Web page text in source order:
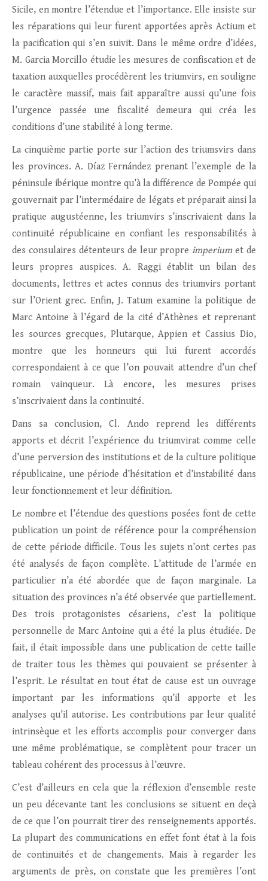
Sicile, en montre l’étendue et l’importance. Elle insiste sur
les réparations qui leur furent apportées après Actium et
la pacification qui s’en suivit. Dans le même ordre d’idées,
M. Garcia Morcillo étudie les mesures de confiscation et de
taxation auxquelles procédèrent les triumvirs, en souligne
le caractère massif, mais fait apparaître aussi qu’une fois
l’urgence passée une fiscalité demeura qui créa les
conditions d’une stabilité à long terme.
La cinquième partie porte sur l’action des triumsvirs dans
les provinces. A. Díaz Fernández prenant l’exemple de la
péninsule ibérique montre qu’à la différence de Pompée qui
gouvernait par l’intermédaire de légats et préparait ainsi la
pratique augustéenne, les triumvirs s’inscrivaient dans la
continuité républicaine en confiant les responsabilités à
des consulaires détenteurs de leur propreimperiumet de
leurs propres auspices. A. Raggi établit un bilan des
documents, lettres et actes connus des triumvirs portant
sur l’Orient grec. Enfin, J. Tatum examine la politique de
Marc Antoine à l’égard de la cité d’Athènes et reprenant
les sources grecques, Plutarque, Appien et Cassius Dio,
montre que les honneurs qui lui furent accordés
correspondaient à ce que l’on pouvait attendre d’un chef
romain vainqueur. Là encore, les mesures prises
s’inscrivaient dans la continuité.
Dans sa conclusion, Cl. Ando reprend les différents
apports et décrit l’expérience du triumvirat comme celle
d’une perversion des institutions et de la culture politique
républicaine, une période d’hésitation et d’instabilité dans
leur fonctionnement et leur définition.
Le nombre et l’étendue des questions posées font de cette
publication un point de référence pour la compréhension
de cette période difficile. Tous les sujets n’ont certes pas
été analysés de façon complète. L’attitude de l’armée en
particulier n’a été abordée que de façon marginale. La
situation des provinces n’a été observée que partiellement.
Des trois protagonistes césariens, c’est la politique
personnelle de Marc Antoine qui a été la plus étudiée. De
fait, il était impossible dans une publication de cette taille
de traiter tous les thèmes qui pouvaient se présenter à
l’esprit. Le résultat en tout état de cause est un ouvrage
important par les informations qu’il apporte et les
analyses qu’il autorise. Les contributions par leur qualité
intrinsèque et les efforts accomplis pour converger dans
une même problématique, se complètent pour tracer un
tableau cohérent des processus à l’œuvre.
C’est d’ailleurs en cela que la réflexion d’ensemble reste
un peu décevante tant les conclusions se situent en deçà
de ce que l’on pourrait tirer des renseignements apportés.
La plupart des communications en effet font état à la fois
de continuités et de changements. Mais à regarder les
arguments de près, on constate que les premières l’ont